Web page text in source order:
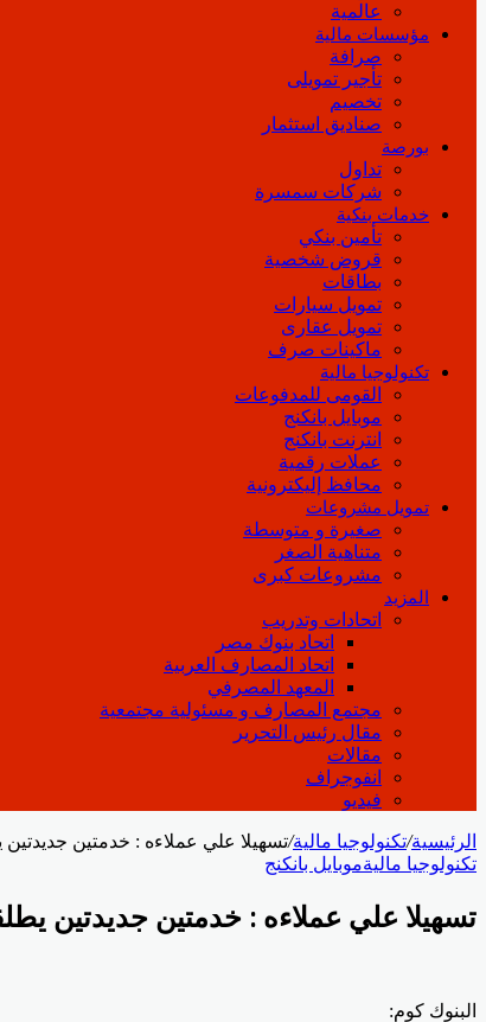
عالمية
مؤسسات مالية
صرافة
تأجير تمويلى
تخصيم
صناديق استثمار
بورصة
تداول
شركات سمسرة
خدمات بنكية
تأمين بنكي
قروض شخصية
بطاقات
تمويل سيارات
تمويل عقارى
ماكينات صرف
تكنولوجيا مالية
القومى للمدفوعات
موبايل بانكنج
انترنت بانكنج
عملات رقمية
محافظ إليكترونية
تمويل مشروعات
صغيرة و متوسطة
متناهية الصغر
مشروعات كبرى
المزيد
اتحادات وتدريب
اتحاد بنوك مصر
اتحاد المصارف العربية
المعهد المصرفي
مجتمع المصارف و مسئولية مجتمعية
مقال رئيس التحرير
مقالات
انفوجراف
فيديو
الرئيسية/تكنولوجيا مالية/تسهيلا علي عملاءه : خدمتين جديدتين
تكنولوجيا ماليةموبايل بانكنج
تسهيلا علي عملاءه : خدمتين جديدتين
البنوك كوم: